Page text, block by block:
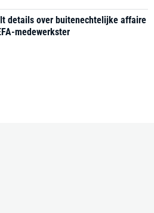
details over buitenechtelijke affaire
medewerkster